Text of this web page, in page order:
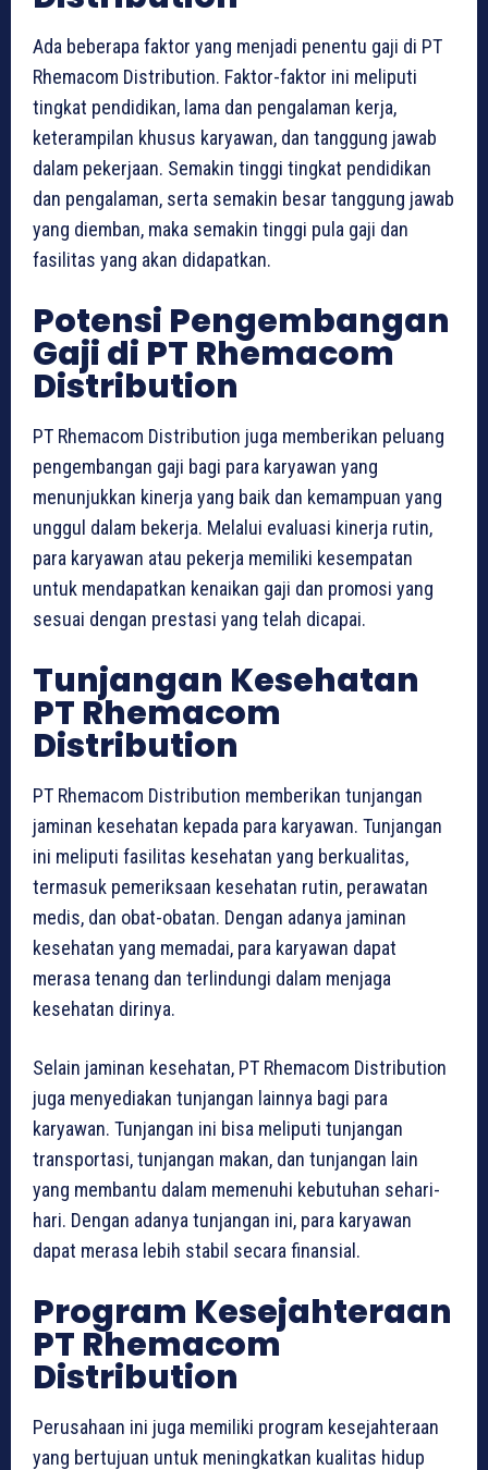
Ada beberapa faktor yang menjadi penentu gaji di PT
Rhemacom Distribution. Faktor-faktor ini meliputi
tingkat pendidikan, lama dan pengalaman kerja,
keterampilan khusus karyawan, dan tanggung jawab
dalam pekerjaan. Semakin tinggi tingkat pendidikan
dan pengalaman, serta semakin besar tanggung jawab
yang diemban, maka semakin tinggi pula gaji dan
fasilitas yang akan didapatkan.
Potensi Pengembangan
Gaji di PT Rhemacom
Distribution
PT Rhemacom Distribution juga memberikan peluang
pengembangan gaji bagi para karyawan yang
menunjukkan kinerja yang baik dan kemampuan yang
unggul dalam bekerja. Melalui evaluasi kinerja rutin,
para karyawan atau pekerja memiliki kesempatan
untuk mendapatkan kenaikan gaji dan promosi yang
sesuai dengan prestasi yang telah dicapai.
Tunjangan Kesehatan
PT Rhemacom
Distribution
PT Rhemacom Distribution memberikan tunjangan
jaminan kesehatan kepada para karyawan. Tunjangan
ini meliputi fasilitas kesehatan yang berkualitas,
termasuk pemeriksaan kesehatan rutin, perawatan
medis, dan obat-obatan. Dengan adanya jaminan
kesehatan yang memadai, para karyawan dapat
merasa tenang dan terlindungi dalam menjaga
kesehatan dirinya.
Selain jaminan kesehatan, PT Rhemacom Distribution
juga menyediakan tunjangan lainnya bagi para
karyawan. Tunjangan ini bisa meliputi tunjangan
transportasi, tunjangan makan, dan tunjangan lain
yang membantu dalam memenuhi kebutuhan sehari-
hari. Dengan adanya tunjangan ini, para karyawan
dapat merasa lebih stabil secara finansial.
Program Kesejahteraan
PT Rhemacom
Distribution
Perusahaan ini juga memiliki program kesejahteraan
yang bertujuan untuk meningkatkan kualitas hidup